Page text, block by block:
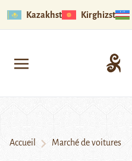
Kazakhstan Kirghizstan
Accueil Marché de voitures